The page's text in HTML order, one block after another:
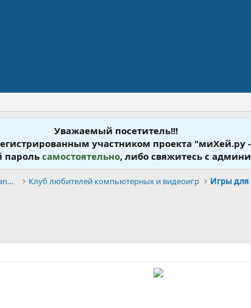
Уважаемый посетитель!!!
участником проекта "миХей.ру
пароль самостоятельно, либо свяжитесь с
Компьютерные и Видеоигры - Computer and Video Game Клуб любителей компьютерных и видеоигр Игры для